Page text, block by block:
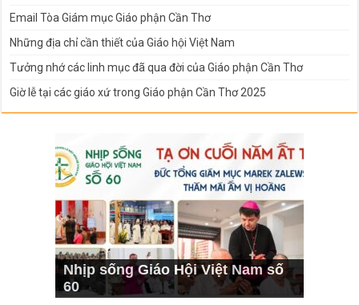
Email Tòa Giám mục Giáo phận Cần Thơ
Những địa chỉ cần thiết của Giáo hội Việt Nam
Tưởng nhớ các linh mục đã qua đời của Giáo phận Cần Thơ
Giờ lễ tại các giáo xứ trong Giáo phận Cần Thơ 2025
Nhịp sống Giáo Hội Việt Nam số
60